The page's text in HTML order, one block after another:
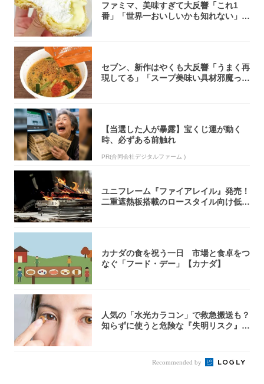
ファミマ、美味すぎて大反響「これ1
番」「世界一おいしいかも知れない」
セブン、新作はやくも大反響「うまく再
現してる」「スープ美味い具材邪魔って
【当選した人が暴露】宝くじ運が動く
時、必ずある前触れ
PR(合同会社デジタルファーム )
ユニフレーム『ファイアレイル』発売！
二重遮熱板搭載のロースタイル向け低型
カナダの食を祝う一日 市場と食卓をつ
なぐ「フード・デー」【カナダ】
人気の「水光カラコン」で救急搬送も？
知らずに使うと危険な『失明リスク』と
Recommended by